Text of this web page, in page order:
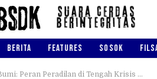
BERITA FEATURES SOSOK
Peradilan di Tengah Krisis Lingkungan Global